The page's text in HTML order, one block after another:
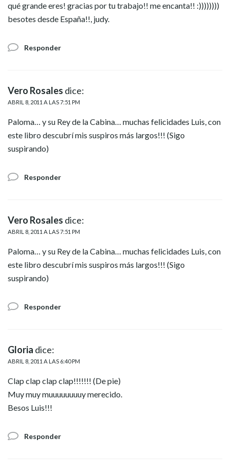
qué grande eres! gracias por tu trabajo!! me encanta!! :))))))))
besotes desde España!!, judy.
Responder
Vero Rosales dice:
ABRIL 8, 2011 A LAS 7:51 PM
Paloma… y su Rey de la Cabina… muchas felicidades Luis, con
este libro descubrí mis suspiros más largos!!! (Sigo
suspirando)
Responder
Vero Rosales dice:
ABRIL 8, 2011 A LAS 7:51 PM
Paloma… y su Rey de la Cabina… muchas felicidades Luis, con
este libro descubrí mis suspiros más largos!!! (Sigo
suspirando)
Responder
Gloria dice:
ABRIL 8, 2011 A LAS 6:40 PM
Clap clap clap clap!!!!!!! (De pie)
Muy muy muuuuuuuuy merecido.
Besos Luis!!!
Responder